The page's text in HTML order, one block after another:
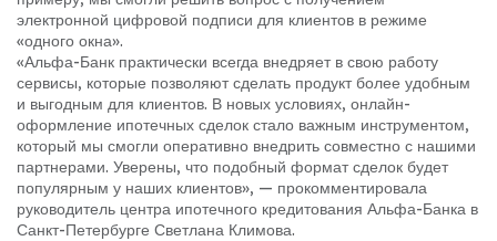
электронной цифровой подписи для клиентов в режиме
«одного окна».
«Альфа-Банк практически всегда внедряет в свою работу
сервисы, которые позволяют сделать продукт более удобным
и выгодным для клиентов. В новых условиях, онлайн-
оформление ипотечных сделок стало важным инструментом,
который мы смогли оперативно внедрить совместно с нашими
партнерами. Уверены, что подобный формат сделок будет
популярным у наших клиентов», — прокомментировала
руководитель центра ипотечного кредитования Альфа-Банка в
Санкт-Петербурге Светлана Климова.